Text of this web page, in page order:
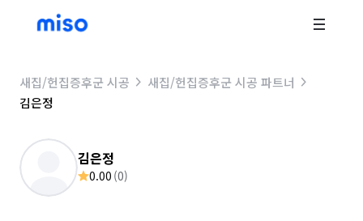
새집/헌집증후군 시공
새집/헌집증후군 시공 파트너
김은정
김은정
0.00 (0)